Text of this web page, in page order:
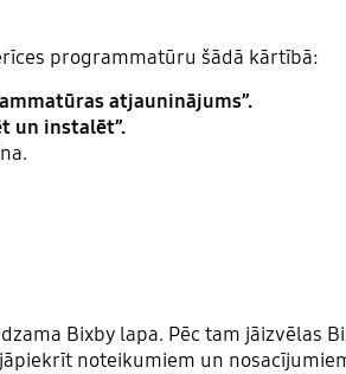
programmatūru šādā kārtībā:
atjauninājums”.
un instalēt”.
Bixby lapa. Pēc tam jāizvēlas
noteikumiem un